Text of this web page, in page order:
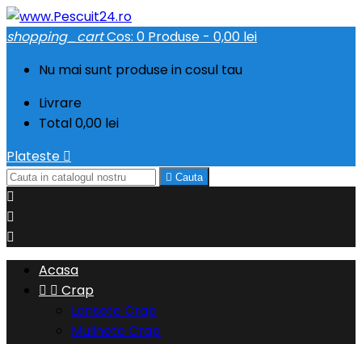
shopping_cartCos: 0 Produse - 0,00 lei
Nu mai sunt produse in cosul tau
Livrare
Total0,00 lei
Plateste 
 Cauta



Acasa
  Crap
Lansete Crap
Mulinete Crap